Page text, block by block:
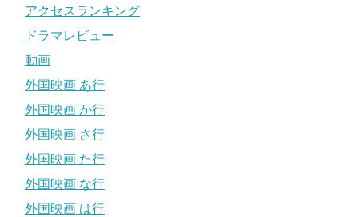
アクセスランキング
ドラマレビュー
動画
外国映画 あ行
外国映画 か行
外国映画 さ行
外国映画 た行
外国映画 な行
外国映画 は行